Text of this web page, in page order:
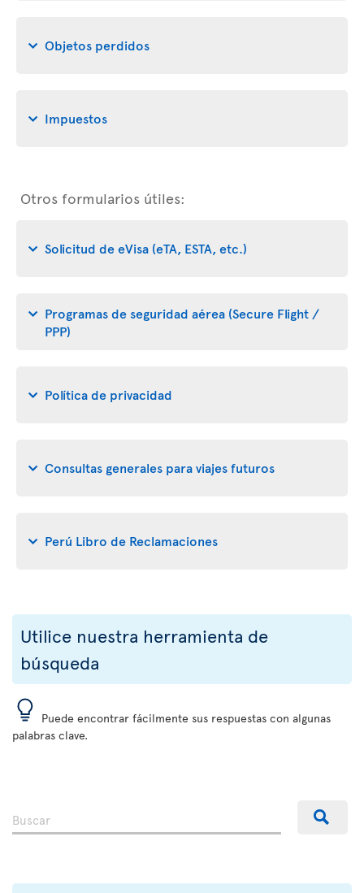
Objetos perdidos
Impuestos
Otros formularios útiles:
Solicitud de eVisa (eTA, ESTA, etc.)
Programas de seguridad aérea (Secure Flight /
PPP)
Política de privacidad
Consultas generales para viajes futuros
Perú Libro de Reclamaciones
Utilice nuestra herramienta de
búsqueda
Puede encontrar fácilmente sus respuestas con algunas
palabras clave.